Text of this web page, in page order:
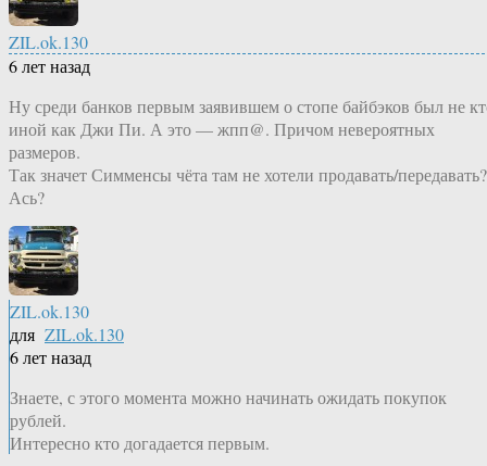
ZIL.ok.130
6 лет назад
Ну среди банков первым заявившем о стопе байбэков был не
иной как Джи Пи. А это — жпп@. Причом невероятных
размеров.
Так значет Симменсы чёта там не хотели продавать/передавать?
Ась?
ZIL.ok.130
для ZIL.ok.130
6 лет назад
Знаете, с этого момента можно начинать ожидать покупок
рублей.
Интересно кто догадается первым.